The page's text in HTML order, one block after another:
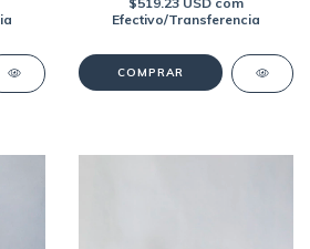
Efectivo/Transferencia
COMPRAR